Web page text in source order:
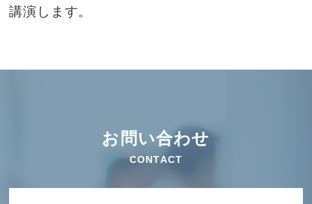
講演します。
お問い合わせ
CONTACT